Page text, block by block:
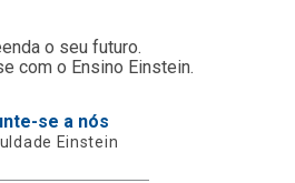
o seu futuro.
com o Ensino Einstein.
se a nós
Einstein